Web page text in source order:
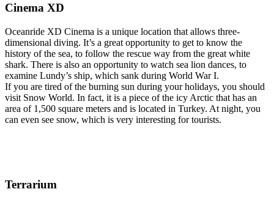
Cinema XD
Oceanride XD Cinema is a unique location that allows three-
dimensional diving. It’s a great opportunity to get to know the
history of the sea, to follow the rescue way from the great white
shark. There is also an opportunity to watch sea lion dances, to
examine Lundy’s ship, which sank during World War I.
If you are tired of the burning sun during your holidays, you should
visit Snow World. In fact, it is a piece of the icy Arctic that has an
area of 1,500 square meters and is located in Turkey. At night, you
can even see snow, which is very interesting for tourists.
Terrarium